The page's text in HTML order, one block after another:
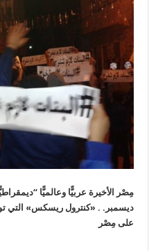
ديسمبر. . «كنترول ريسكس» التي
على مِصْر